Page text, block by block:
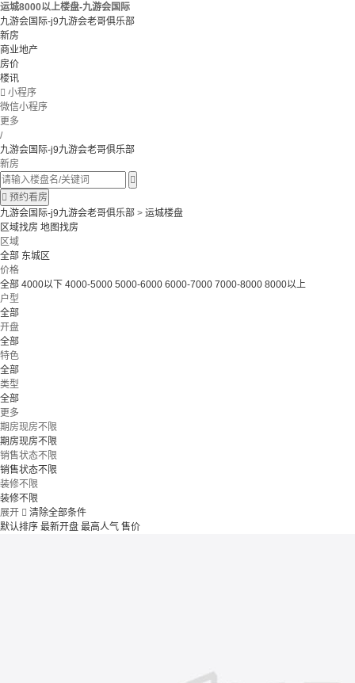
运城8000以上楼盘-九游会国际
九游会国际-j9九游会老哥俱乐部
新房
商业地产
房价
楼讯
 小程序
微信小程序
更多
/
九游会国际-j9九游会老哥俱乐部
新房

 预约看房
九游会国际-j9九游会老哥俱乐部 > 运城楼盘
区域找房 地图找房
区域
全部 东城区
价格
全部 4000以下 4000-5000 5000-6000 6000-7000 7000-8000 8000以上
户型
全部
开盘
全部
特色
全部
类型
全部
更多
期房现房不限
期房现房不限
销售状态不限
销售状态不限
装修不限
装修不限
展开  清除全部条件
默认排序 最新开盘 最高人气 售价